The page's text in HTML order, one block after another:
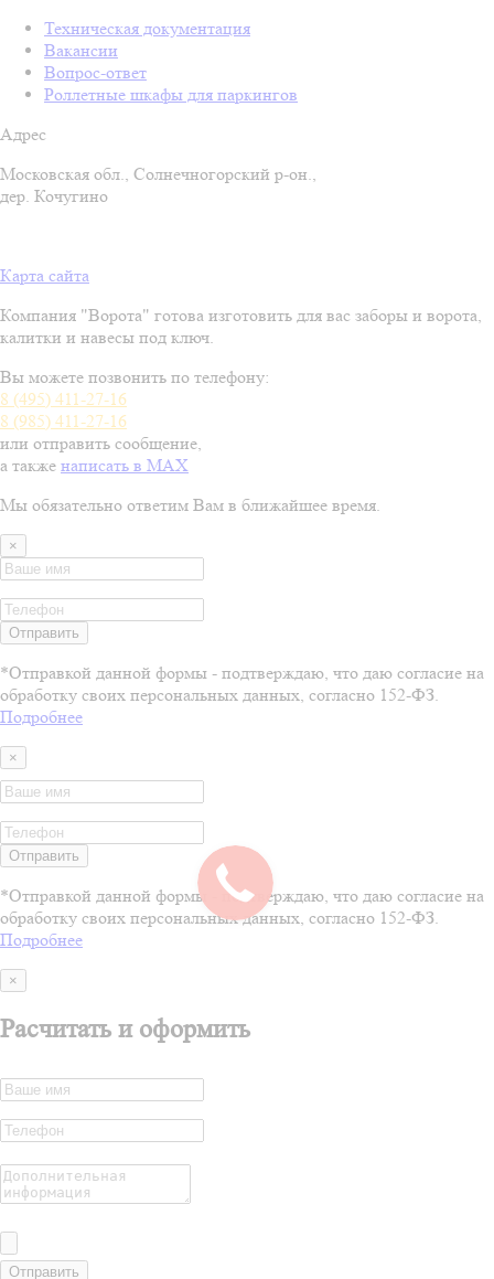
Техническая документация
Вакансии
Вопрос-ответ
Роллетные шкафы для паркингов
Адрес
Московская обл., Солнечногорский р-он.,
дер. Кочугино
Карта сайта
Компания "Ворота" готова изготовить для вас заборы и ворота,
калитки и навесы под ключ.
Вы можете позвонить по телефону:
8 (495) 411-27-16
8 (985) 411-27-16
или отправить сообщение,
а также написать в MAX
Мы обязательно ответим Вам в ближайшее время.
×
Отправить
*Отправкой данной формы - подтверждаю, что даю согласие на
обработку своих персональных данных, согласно 152-ФЗ.
Подробнее
×
Отправить
*Отправкой данной формы - подтверждаю, что даю согласие на
обработку своих персональных данных, согласно 152-ФЗ.
Подробнее
×
Расчитать и оформить
Отправить